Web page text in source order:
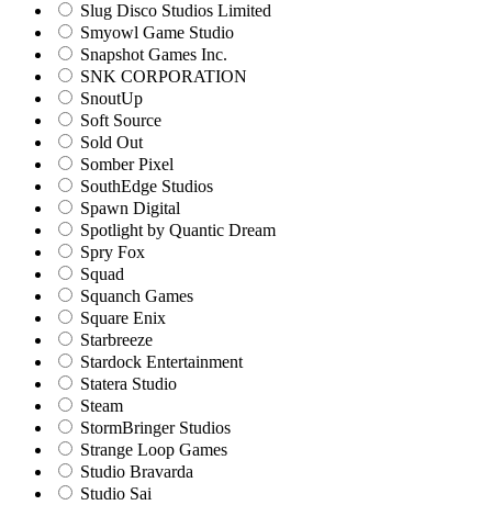
Slug Disco Studios Limited
Smyowl Game Studio
Snapshot Games Inc.
SNK CORPORATION
SnoutUp
Soft Source
Sold Out
Somber Pixel
SouthEdge Studios
Spawn Digital
Spotlight by Quantic Dream
Spry Fox
Squad
Squanch Games
Square Enix
Starbreeze
Stardock Entertainment
Statera Studio
Steam
StormBringer Studios
Strange Loop Games
Studio Bravarda
Studio Sai